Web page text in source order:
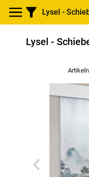
Lysel -
Lysel -